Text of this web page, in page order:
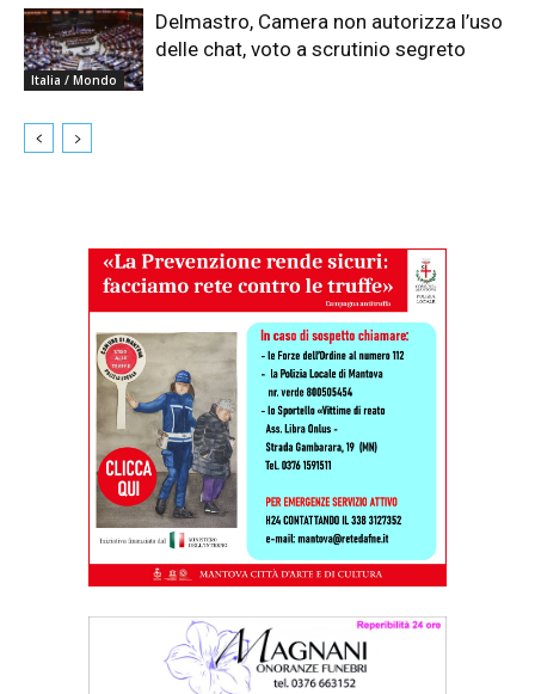
Italia / Mondo
Delmastro, Camera non autorizza l’uso
delle chat, voto a scrutinio segreto